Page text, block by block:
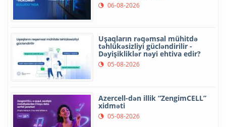
06-08-2026
Uşaqların rəqəmsal mühitdə
təhlükəsizliyi gücləndirilir -
Dəyişikliklər nəyi ehtiva edir?
05-08-2026
Azercell-dən illik “ZengimCELL”
xidməti
05-08-2026